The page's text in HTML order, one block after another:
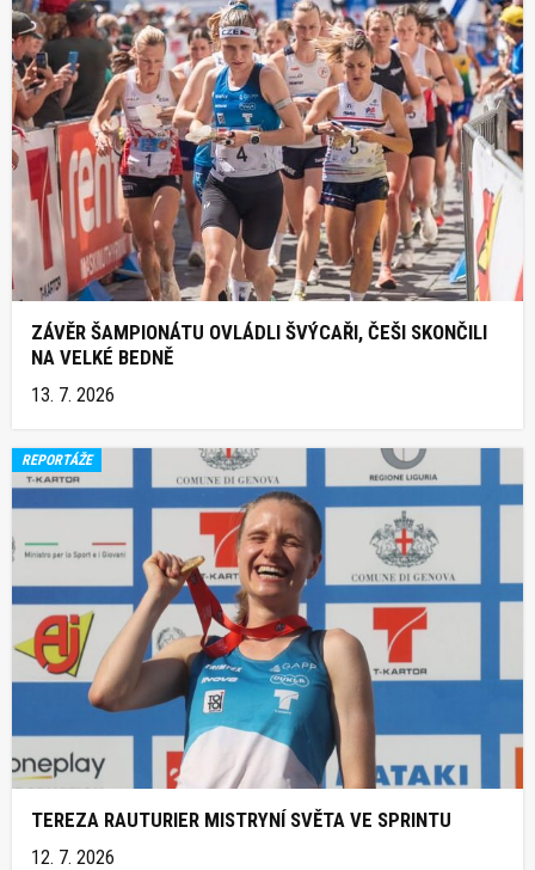
ZÁVĚR ŠAMPIONÁTU OVLÁDLI ŠVÝCAŘI, ČEŠI SKONČILI
NA VELKÉ BEDNĚ
13. 7. 2026
REPORTÁŽE
TEREZA RAUTURIER MISTRYNÍ SVĚTA VE SPRINTU
12. 7. 2026